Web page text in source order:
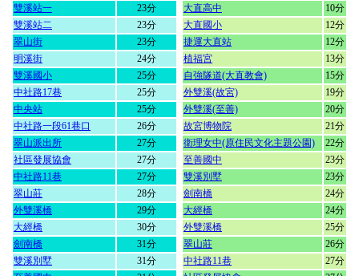
雙溪站一
23分
雙溪站二
23分
翠山街
23分
明溪街
24分
雙溪國小
25分
中社路17巷
25分
中央站
25分
中社路一段61巷口
26分
翠山派出所
27分
社區發展協會
27分
中社路11巷
27分
翠山莊
28分
外雙溪橋
29分
大經橋
30分
劍南橋
31分
雙溪別墅
31分
大直高中
10分
大直國小
12分
捷運大直站
12分
植福宮
13分
自強隧道(大直教會)
15分
外雙溪(故宮)
19分
外雙溪(至善)
20分
故宮博物院
21分
衛理女中(原住民文化主題公園)
22分
至善國中
23分
雙溪別墅
23分
劍南橋
24分
大經橋
24分
外雙溪橋
25分
翠山莊
26分
中社路11巷
27分